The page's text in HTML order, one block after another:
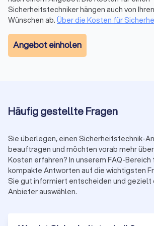
Beratung vor Ort anbieten. Bei Trustlocal
Sicherheitstechnik-Anbieter
realisierten Projekten und detaillierte
Leistungsbeschreibungen
dem ersten Kontakt ein umfassendes Bild
Die Entscheidung für einen
Bonn bringt entscheidende Vorteile mit sich:
kennen die örtlichen Gegebenheiten
Sicherheitsrisiken.
Schnelle Einsatzbereitschaft und
Anfahrtswege gewährleisten rasches
Störungen oder Notfällen.
Mehr Vertrauen:Dank direktem
Betreuung und regionaler Präsenz
Sicherheitstechniker hängen auch von
Wünschen ab. Über die Kosten für
Angebot einholen
Häufig gestellte Fragen
Sie überlegen, einen Sicherheitstechnik-
beauftragen und möchten vorab mehr
Kosten erfahren? In unserem FAQ-Bereich
kompakte Antworten auf die wichtigsten
Sie gut informiert entscheiden und gezielt
Anbieter auswählen.